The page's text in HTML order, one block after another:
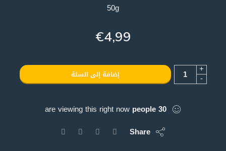
50g
€4,99
+
- إضافة إلى السلة
30
people
are viewing this right now
Share